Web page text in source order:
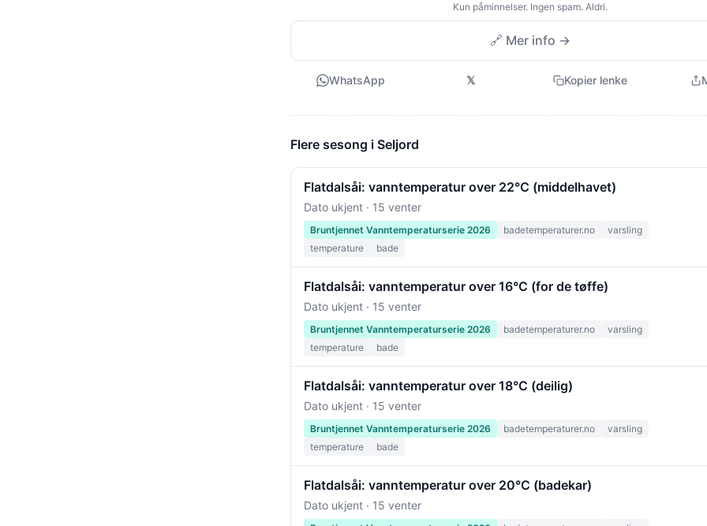
Kun påminnelser. Ingen spam. Aldri.
🔗 Mer info →
WhatsApp 𝕏 Kopier lenke
Flere sesong i Seljord
Flatdalsåi: vanntemperatur over 22°C (middelhavet)
Dato ukjent · 15 venter
Bruntjennet Vanntemperaturserie 2026 badetemperaturer.no
varsling
temperature
bade
Flatdalsåi: vanntemperatur over 16°C (for de tøffe)
Dato ukjent · 15 venter
Bruntjennet Vanntemperaturserie 2026 badetemperaturer.no
varsling
temperature
bade
Flatdalsåi: vanntemperatur over 18°C (deilig)
Dato ukjent · 15 venter
Bruntjennet Vanntemperaturserie 2026 badetemperaturer.no
varsling
temperature
bade
Flatdalsåi: vanntemperatur over 20°C (badekar)
Dato ukjent · 15 venter